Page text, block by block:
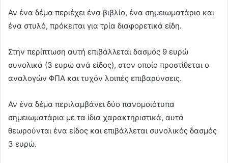
Αν ένα δέμα περιέχει ένα βιβλίο, ένα σημειωματάριο και
ένα στυλό, πρόκειται για τρία διαφορετικά είδη.
Στην περίπτωση αυτή επιβάλλεται δασμός 9 ευρώ
συνολικά (3 ευρώ ανά είδος), στον οποίο προστίθεται ο
αναλογών ΦΠΑ και τυχόν λοιπές επιβαρύνσεις.
Αν ένα δέμα περιλαμβάνει δύο πανομοιότυπα
σημειωματάρια με τα ίδια χαρακτηριστικά, αυτά
θεωρούνται ένα είδος και επιβάλλεται συνολικός δασμός
3 ευρώ.